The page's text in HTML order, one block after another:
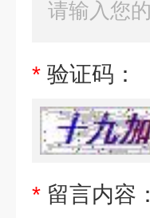
* 验证码：
* 留言内容：